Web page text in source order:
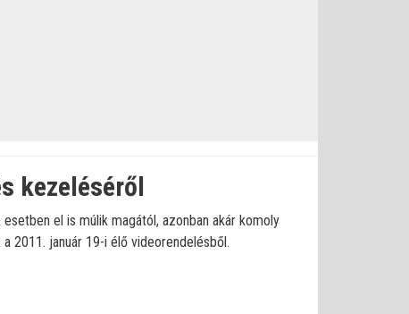
kezeléséről
el is múlik magától, azonban akár komoly
2011. január 19-i élő videorendelésből.